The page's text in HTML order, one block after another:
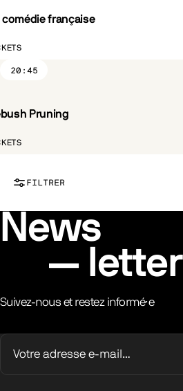
FILTRER
comédie française
20:45
Pruning
News
letter
Suivez-nous et restez informé·e